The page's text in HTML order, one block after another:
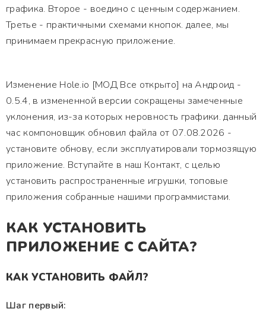
графика. Второе - воедино с ценным содержанием.
Третье - практичными схемами кнопок. далее, мы
принимаем прекрасную приложение.
Изменение Hole.io [МОД Все открыто] на Андроид -
0.5.4, в измененной версии сокращены замеченные
уклонения, из-за которых неровность графики. данный
час компоновщик обновил файла от 07.08.2026 -
установите обнову, если эксплуатировали тормозящую
приложение. Вступайте в наш Контакт, с целью
установить распространенные игрушки, топовые
приложения собранные нашими программистами.
КАК УСТАНОВИТЬ
ПРИЛОЖЕНИЕ С САЙТА?
КАК УСТАНОВИТЬ ФАЙЛ?
Шаг первый: